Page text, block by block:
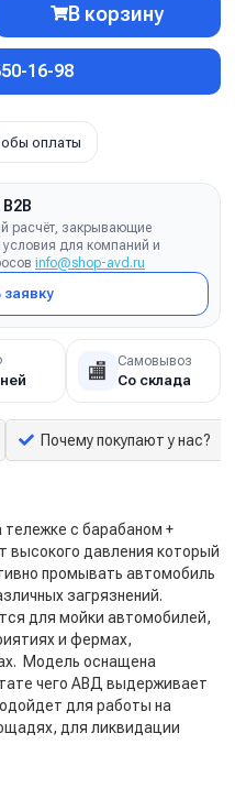
В корзину
16-98
оплаты
расчёт, закрывающие
для компаний и
info@shop-avd.ru
🏬 Самовывоз
Со склада
Почему покупают у нас?
с барабаном +
высокого давления который
промывать автомобиль
загрязнений.
для мойки автомобилей,
и фермах,
Модель оснащена
чего АВД выдерживает
для работы на
для ликвидации